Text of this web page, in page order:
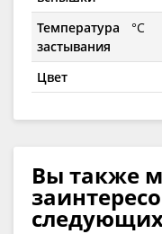
Температура
застывания
°C
Цвет
Вы также